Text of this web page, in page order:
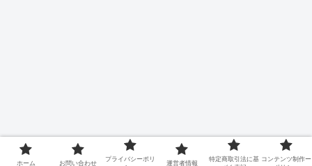
ホーム お問い合わせ
プライバシーポリ
運営者情報
特定商取引法に基 コンテンツ制作ー